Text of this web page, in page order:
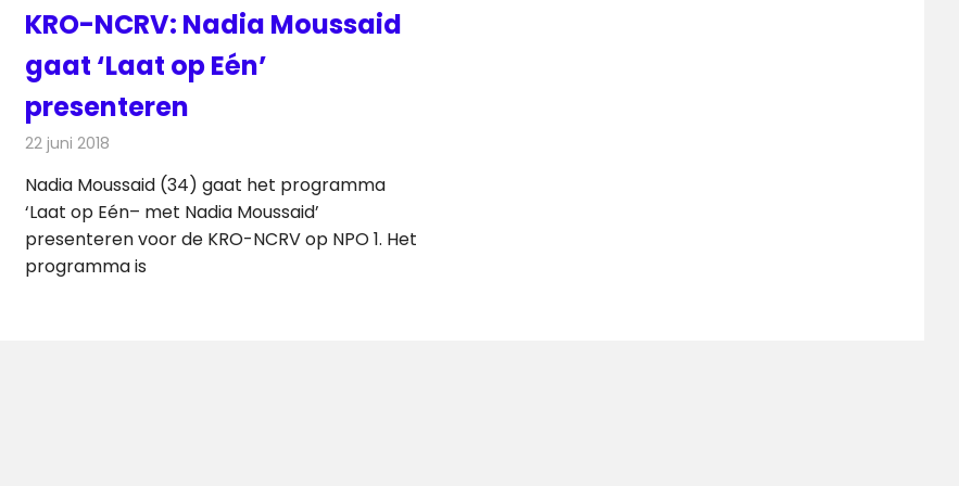
KRO-NCRV: Nadia Moussaid
gaat ‘Laat op Eén’
presenteren
22 juni 2018
Nadia Moussaid (34) gaat het programma
‘Laat op Eén– met Nadia Moussaid’
presenteren voor de KRO-NCRV op NPO 1. Het
programma is